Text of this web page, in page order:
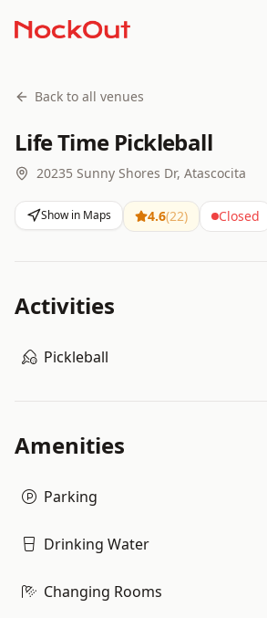
Back to all venues
Life Time Pickleball
20235 Sunny Shores Dr, Atascocita
Show in Maps 4.6(22) Closed
Activities
Pickleball
Amenities
Parking
Drinking Water
Changing Rooms